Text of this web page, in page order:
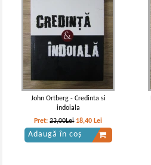
John Ortberg - Credinta si
indoiala
Pret:23,00Lei 18,40 Lei
Adaugă în coș